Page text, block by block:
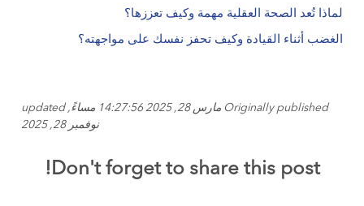
لماذا تُعد الصحة العقلية مهمة وكيف تعززها؟
الغضب أثناء القيادة وكيف تحفز نفسك على مواجهته؟
Originally published مارس 28, 2025 14:27:56 مساءً, updated
نوفمبر 28, 2025
Don't forget to share this post!